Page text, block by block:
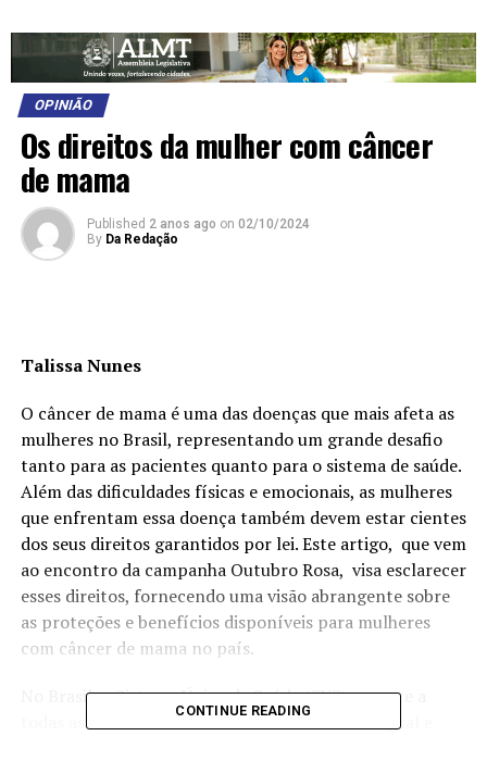
OPINIÃO
Os direitos da mulher com câncer
de mama
Published 2 anos ago on 02/10/2024
By Da Redação
Talissa Nunes
O câncer de mama é uma das doenças que mais afeta as
mulheres no Brasil, representando um grande desafio
tanto para as pacientes quanto para o sistema de saúde.
Além das dificuldades físicas e emocionais, as mulheres
que enfrentam essa doença também devem estar cientes
dos seus direitos garantidos por lei. Este artigo, que vem
ao encontro da campanha Outubro Rosa, visa esclarecer
esses direitos, fornecendo uma visão abrangente sobre
as proteções e benefícios disponíveis para mulheres
com câncer de mama no país.
No Brasil, o Sistema Único de Saúde (SUS) garante a
todas as mulheres o direito ao tratamento integral e
CONTINUE READING